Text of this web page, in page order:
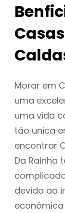
Morar em
uma
uma vida
táo unica
encontrar
Da Rainha
devido ao
económica